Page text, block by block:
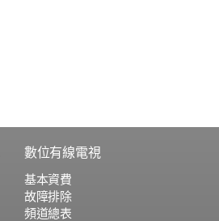
數位有線電視
基本資費
故障排除
頻道總表